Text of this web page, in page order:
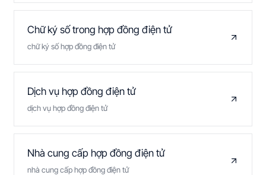
Chữ ký số trong hợp đồng điện tử
chữ ký số hợp đồng điện tử
Dịch vụ hợp đồng điện tử
dịch vụ hợp đồng điện tử
Nhà cung cấp hợp đồng điện tử
nhà cung cấp hợp đồng điện tử